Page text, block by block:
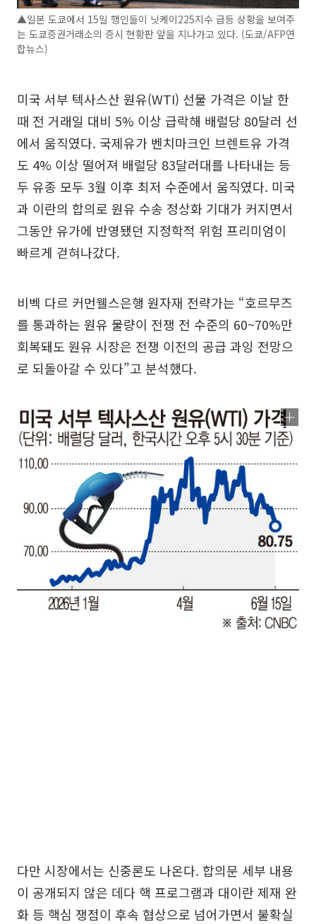
▲일본 도쿄에서 15일 행인들이 닛케이225지수 급등 상황을 보여주
는 도쿄증권거래소의 증시 현황판 앞을 지나가고 있다. (도쿄/AFP연
합뉴스)
미국 서부 텍사스산 원유(WTI) 선물 가격은 이날 한
때 전 거래일 대비 5% 이상 급락해 배럴당 80달러 선
에서 움직였다. 국제유가 벤치마크인 브렌트유 가격
도 4% 이상 떨어져 배럴당 83달러대를 나타내는 등
두 유종 모두 3월 이후 최저 수준에서 움직였다. 미국
과 이란의 합의로 원유 수송 정상화 기대가 커지면서
그동안 유가에 반영됐던 지정학적 위험 프리미엄이
빠르게 걷혀나갔다.
비벡 다르 커먼웰스은행 원자재 전략가는 “호르무즈
를 통과하는 원유 물량이 전쟁 전 수준의 60~70%만
회복돼도 원유 시장은 전쟁 이전의 공급 과잉 전망으
로 되돌아갈 수 있다”고 분석했다.
다만 시장에서는 신중론도 나온다. 합의문 세부 내용
이 공개되지 않은 데다 핵 프로그램과 대이란 제재 완
화 등 핵심 쟁점이 후속 협상으로 넘어가면서 불확실